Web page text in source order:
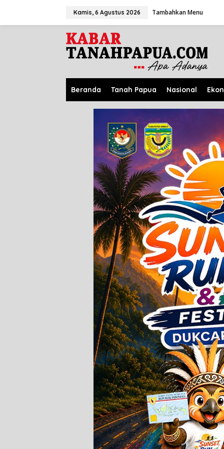
Kamis, 6 Agustus 2026 Tambahkan Menu
Beranda Tanah Papua Nasional